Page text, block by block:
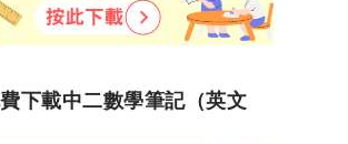
下載中二數學筆記（英文